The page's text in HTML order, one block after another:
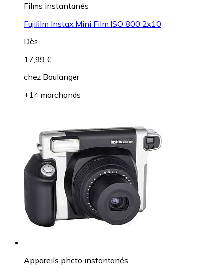
Films instantanés
Fujifilm Instax Mini Film ISO 800 2x10
Dès
17,99 €
chez Boulanger
+14 marchands
Appareils photo instantanés